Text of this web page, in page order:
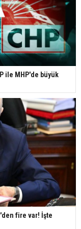
ile MHP'de büyük
fire var! İşte